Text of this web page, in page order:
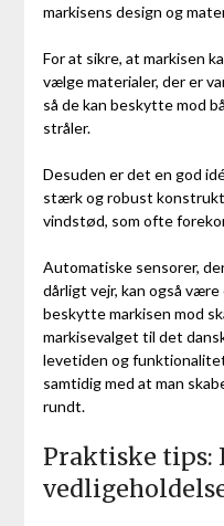
markisens design og
For at sikre, at markisen
vælge materialer, der er
så de kan beskytte mod
stråler.
Desuden er det en god
stærk og robust
vindstød, som ofte
Automatiske sensorer,
dårligt vejr, kan også
beskytte markisen mod
markisevalget til det
levetiden og
samtidig med at man
rundt.
Praktiske